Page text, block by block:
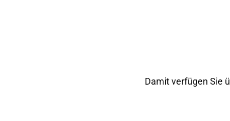
Damit verfügen Sie